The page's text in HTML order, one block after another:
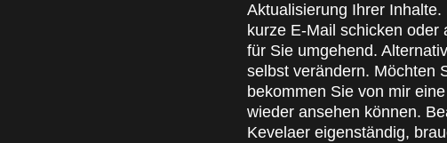
Aktualisierung Ihrer
kurze E-Mail schicken
für Sie umgehend.
selbst verändern. Möchten
bekommen Sie von mir
wieder ansehen können.
Kevelaer eigenständig,